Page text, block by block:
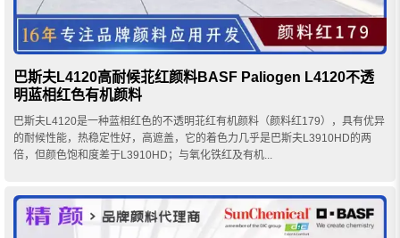
巴斯夫L4120高耐候苝红颜料BASF Paliogen L4120不透
明蓝相红色有机颜料
巴斯夫L4120是一种蓝相红色的不透明苝红有机颜料（颜料红179），具有优异
的耐候性能，热稳定性好，高遮盖，它的着色力几乎是巴斯夫L3910HD的两
倍，但颜色饱和度差于L3910HD；与氧化铁红及有机...